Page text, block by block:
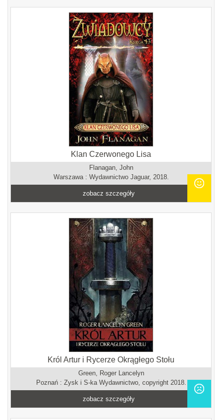
Klan Czerwonego Lisa
Flanagan, John
Warszawa : Wydawnictwo Jaguar, 2018.
zobacz szczegóły
Król Artur i Rycerze Okrągłego Stołu
Green, Roger Lancelyn
Poznań : Zysk i S-ka Wydawnictwo, copyright 2018.
zobacz szczegóły